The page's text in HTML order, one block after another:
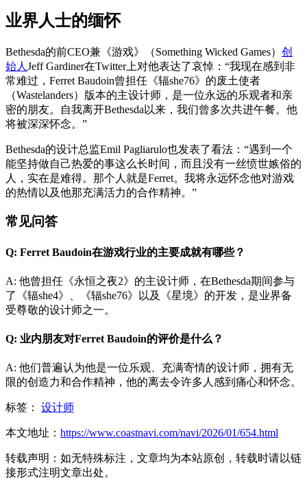
业界人士的缅怀
Bethesda的前CEO兼《游戏》（Something Wicked Games） 创
始人 Jeff Gardiner在Twitter上对他表达了哀悼：“我现在感到非
常难过，Ferret Baudoin曾担任《辐she76》的废土使者
（Wastelanders）版本的主设计师，是一位永远的乐观者和亲
密的朋友。自我离开Bethesda以来，我们曾多次共进午餐。他
将被深深怀念。”
Bethesda的设计总监Emil Pagliarulo也发表了看法：“遇到一个
能坚持做自己热爱的事这么长时间，而且没有一丝愤世嫉俗的
人，实在是难得。那个人就是Ferret。我将永远怀念他对游戏
的热情以及他那充满活力的合作精神。”
常见问答
Q: Ferret Baudoin在游戏行业的主要成就有哪些？
A: 他曾担任《永恒之夜2》的主设计师，在Bethesda期间参与
了《辐she4》、《辐she76》以及《星境》的开发，是业界备
受尊敬的设计师之一。
Q: 业内朋友对Ferret Baudoin的评价是什么？
A: 他们普遍认为他是一位乐观、充满寄情的设计师，拥有无
限的创造力和合作精神，他的离去令许多人感到痛心和怀念。
标签： 设计师
本文地址： https://www.coastnavi.com/navi/2026/01/654.html
转载声明： 如无特殊标注，文章均为本站原创，转载时请以链
接形式注明文章出处。